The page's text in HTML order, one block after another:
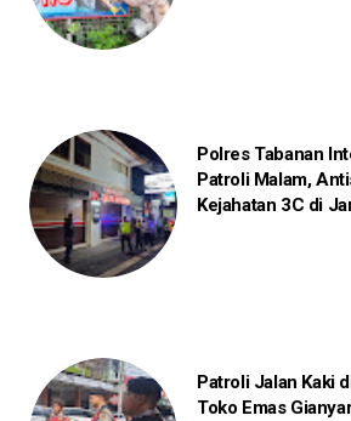
Polres Tabanan
Patroli Malam,
Kejahatan 3C di
Patroli Jalan Kaki
Toko Emas